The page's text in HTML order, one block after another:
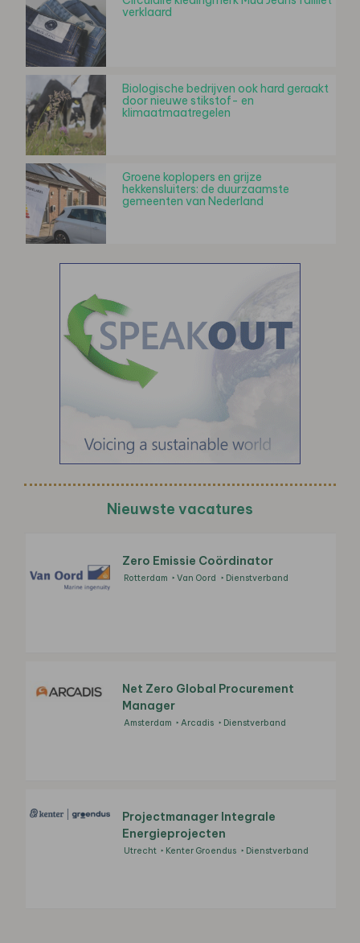
verklaard
Biologische bedrijven ook hard geraakt
door nieuwe stikstof- en
klimaatmaatregelen
Groene koplopers en grijze
hekkensluiters: de duurzaamste
gemeenten van Nederland
Nieuwste vacatures
Zero Emissie Coördinator
Rotterdam Van Oord Dienstverband
Net Zero Global Procurement
Manager
Amsterdam Arcadis Dienstverband
Projectmanager Integrale
Energieprojecten
Utrecht Kenter Groendus Dienstverband